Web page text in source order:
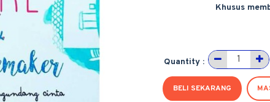
Khusus
Quantity :
BELI SEKARANG